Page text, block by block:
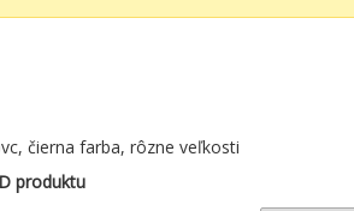
čierna farba, rôzne veľkosti
produktu